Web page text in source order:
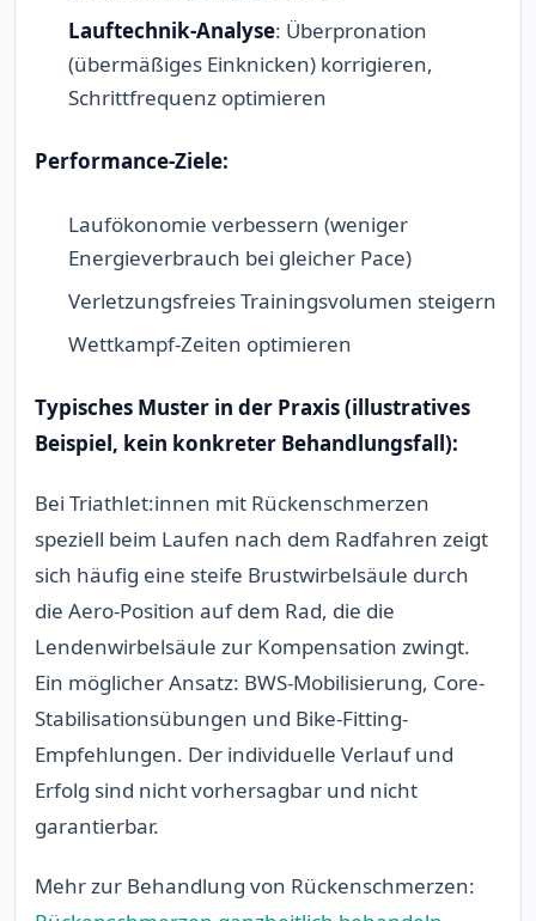
Lauftechnik-Analyse: Überpronation
(übermäßiges Einknicken) korrigieren,
Schrittfrequenz optimieren
Performance-Ziele:
Laufökonomie verbessern (weniger
Energieverbrauch bei gleicher Pace)
Verletzungsfreies Trainingsvolumen steigern
Wettkampf-Zeiten optimieren
Typisches Muster in der Praxis (illustratives
Beispiel, kein konkreter Behandlungsfall):
Bei Triathlet:innen mit Rückenschmerzen
speziell beim Laufen nach dem Radfahren zeigt
sich häufig eine steife Brustwirbelsäule durch
die Aero-Position auf dem Rad, die die
Lendenwirbelsäule zur Kompensation zwingt.
Ein möglicher Ansatz: BWS-Mobilisierung, Core-
Stabilisationsübungen und Bike-Fitting-
Empfehlungen. Der individuelle Verlauf und
Erfolg sind nicht vorhersagbar und nicht
garantierbar.
Mehr zur Behandlung von Rückenschmerzen: